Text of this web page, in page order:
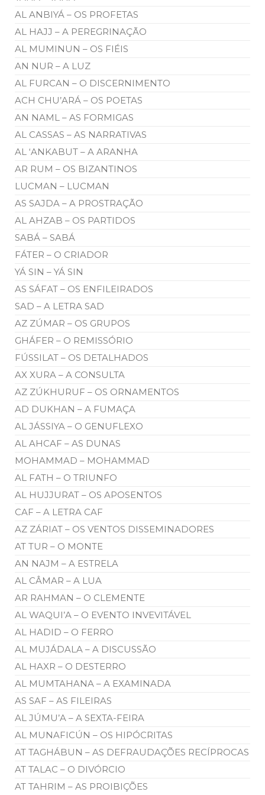
AL ANBIYÁ – OS PROFETAS
AL HAJJ – A PEREGRINAÇÃO
AL MUMINUN – OS FIÉIS
AN NUR – A LUZ
AL FURCAN – O DISCERNIMENTO
ACH CHU’ARÁ – OS POETAS
AN NAML – AS FORMIGAS
AL CASSAS – AS NARRATIVAS
AL ‘ANKABUT – A ARANHA
AR RUM – OS BIZANTINOS
LUCMAN – LUCMAN
AS SAJDA – A PROSTRAÇÃO
AL AHZAB – OS PARTIDOS
SABÁ – SABÁ
FÁTER – O CRIADOR
YÁ SIN – YÁ SIN
AS SÁFAT – OS ENFILEIRADOS
SAD – A LETRA SAD
AZ ZÚMAR – OS GRUPOS
GHÁFER – O REMISSÓRIO
FÚSSILAT – OS DETALHADOS
AX XURA – A CONSULTA
AZ ZÚKHURUF – OS ORNAMENTOS
AD DUKHAN – A FUMAÇA
AL JÁSSIYA – O GENUFLEXO
AL AHCAF – AS DUNAS
MOHAMMAD – MOHAMMAD
AL FATH – O TRIUNFO
AL HUJJURAT – OS APOSENTOS
CAF – A LETRA CAF
AZ ZÁRIAT – OS VENTOS DISSEMINADORES
AT TUR – O MONTE
AN NAJM – A ESTRELA
AL CÂMAR – A LUA
AR RAHMAN – O CLEMENTE
AL WAQUI’A – O EVENTO INVEVITÁVEL
AL HADID – O FERRO
AL MUJÁDALA – A DISCUSSÃO
AL HAXR – O DESTERRO
AL MUMTAHANA – A EXAMINADA
AS SAF – AS FILEIRAS
AL JÚMU’A – A SEXTA-FEIRA
AL MUNAFICÚN – OS HIPÓCRITAS
AT TAGHÁBUN – AS DEFRAUDAÇÕES RECÍPROCAS
AT TALAC – O DIVÓRCIO
AT TAHRIM – AS PROIBIÇÕES